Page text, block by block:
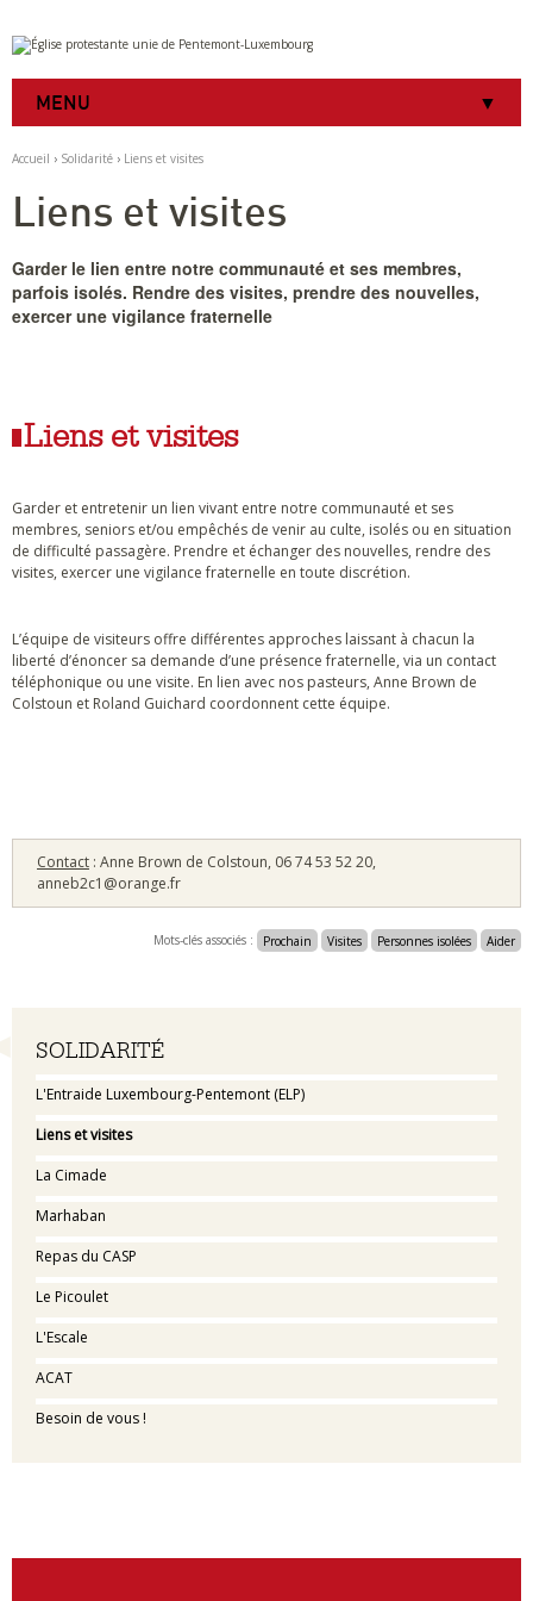
Aller
au
contenu.
à
navigation
Outils
personnels
MENU
Accueil › Solidarité › Liens et visites
Navigation
SOLIDARITÉ
L'Entraide Luxembourg-Pentemont (ELP)
Liens et visites
La Cimade
Marhaban
Repas du CASP
Le Picoulet
L'Escale
ACAT
Besoin de vous !
Liens et visites
Garder le lien entre notre communauté et ses membres,
parfois isolés. Rendre des visites, prendre des nouvelles,
exercer une vigilance fraternelle
Liens et visites
Garder et entretenir un lien vivant entre notre communauté et ses
membres, seniors et/ou empêchés de venir au culte, isolés ou en situation
de difficulté passagère. Prendre et échanger des nouvelles, rendre des
visites, exercer une vigilance fraternelle en toute discrétion.
L’équipe de visiteurs offre différentes approches laissant à chacun la
liberté d’énoncer sa demande d’une présence fraternelle, via un contact
téléphonique ou une visite. En lien avec nos pasteurs, Anne Brown de
Colstoun et Roland Guichard coordonnent cette équipe.
Contact : Anne Brown de Colstoun, 06 74 53 52 20,
anneb2c1@orange.fr
Mots-clés associés : Prochain Visites Personnes isolées Aider